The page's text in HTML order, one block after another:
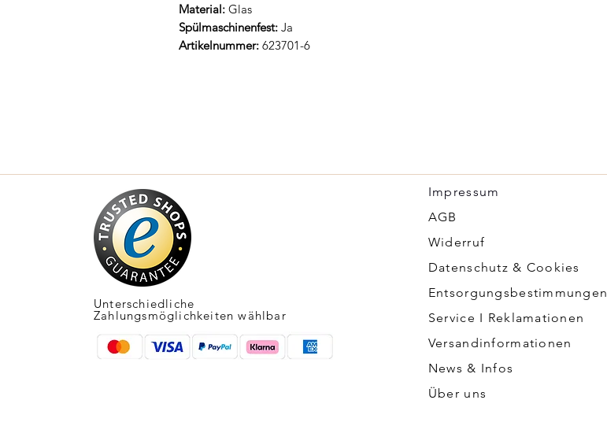
Material: Glas
Spülmaschinenfest: Ja
Artikelnummer: 623701-6
Unterschiedliche
Zahlungsmöglichkeiten wählbar
Impressum
​AGB
Widerruf
Datenschutz & Cookies
Entsorgungsbestimmungen
Service I Reklamationen
Versandinformationen
News & Infos
Über uns